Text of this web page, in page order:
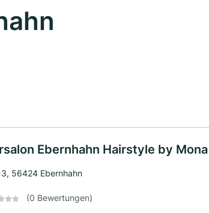
Ebernhahn Hairstyle by Mona
56424 Ebernhahn
(0 Bewertungen)